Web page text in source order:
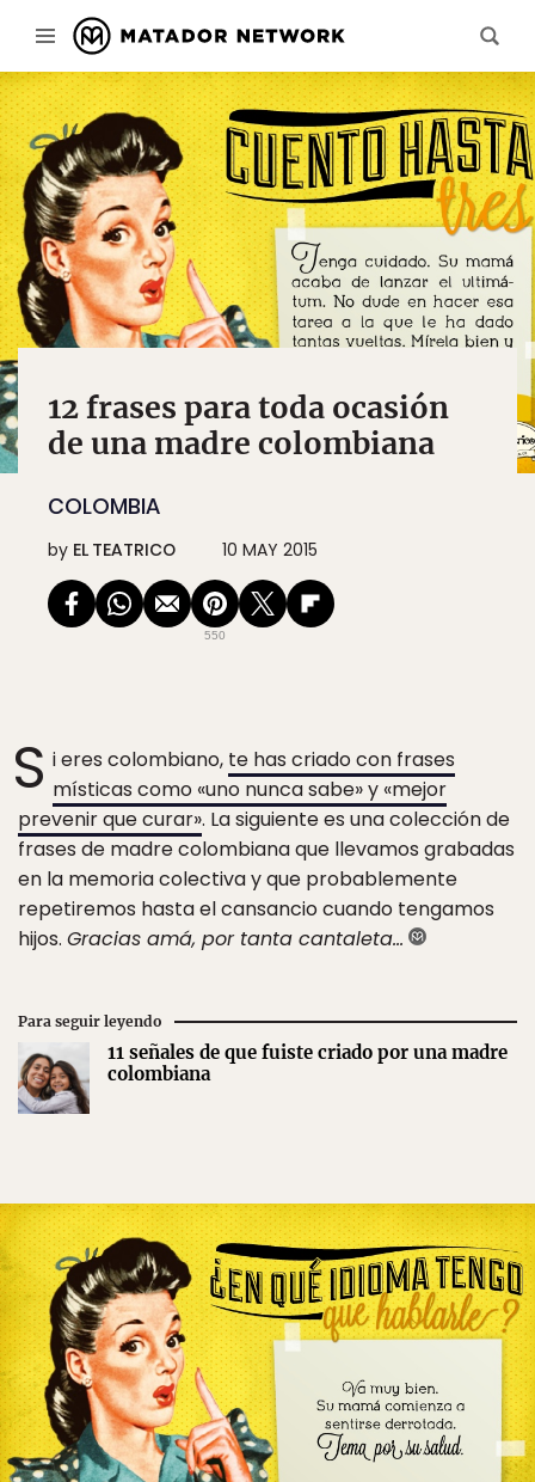
12 frases para toda ocasión
de una madre colombiana
COLOMBIA
by EL TEATRICO 10 MAY 2015
550
S i eres colombiano, te has criado con frases
místicas como «uno nunca sabe» y «mejor
prevenir que curar». La siguiente es una colección de
frases de madre colombiana que llevamos grabadas
en la memoria colectiva y que probablemente
repetiremos hasta el cansancio cuando tengamos
hijos. Gracias amá, por tanta cantaleta…
Para seguir leyendo
11 señales de que fuiste criado por una madre
colombiana